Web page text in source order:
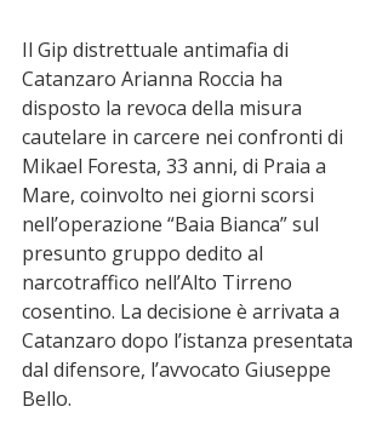
Il Gip distrettuale antimafia di
Catanzaro Arianna Roccia ha
disposto la revoca della misura
cautelare in carcere nei confronti di
Mikael Foresta, 33 anni, di Praia a
Mare, coinvolto nei giorni scorsi
nell’operazione “Baia Bianca” sul
presunto gruppo dedito al
narcotraffico nell’Alto Tirreno
cosentino. La decisione è arrivata a
Catanzaro dopo l’istanza presentata
dal difensore, l’avvocato Giuseppe
Bello.